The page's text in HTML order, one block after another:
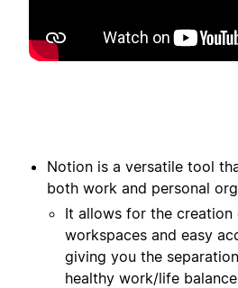
Notion is a versatile tool
both work and personal
It allows for the
workspaces and easy
giving you the
healthy work/life